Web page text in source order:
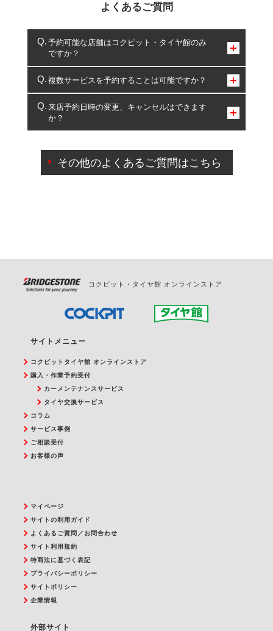
よくあるご質問
予約可能な店舗はコクピット・タイヤ館のみ
ですか？
コクピット・タイヤ館のみとなります。
複数サービスを予約することは可能ですか？
複数サービスのご予約は可能です。
一部の商品・サービスの組み合わせに限り、同時にご予約が
出来ないものもございます。
来店予約日時の変更、キャンセルはできます
か？
ご来店予約日の3営業日前を過ぎている場合のご予約
の日時変更につきましては、直接ご予約の店舗まで
その他のよくあるご質問はこちら
コクピット・タイヤ館 オンラインストア
サイトメニュー
コクピットタイヤ館 オンラインストア
購入・作業予約受付
カーメンテナンスサービス
タイヤ交換サービス
コラム
サービス事例
ご相談受付
お客様の声
マイページ
サイトの利用ガイド
よくあるご質問／お問合わせ
サイト利用規約
特商法に基づく表記
プライバシーポリシー
サイトポリシー
企業情報
外部サイト